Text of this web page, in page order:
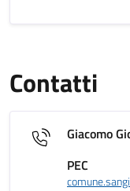
Contatti
Giacomo
PEC